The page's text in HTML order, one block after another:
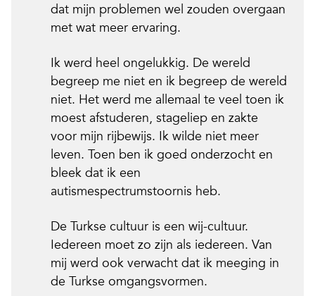
dat mijn problemen wel zouden overgaan
met wat meer ervaring.
Ik werd heel ongelukkig. De wereld
begreep me niet en ik begreep de wereld
niet. Het werd me allemaal te veel toen ik
moest afstuderen, stageliep en zakte
voor mijn rijbewijs. Ik wilde niet meer
leven. Toen ben ik goed onderzocht en
bleek dat ik een
autismespectrumstoornis heb.
De Turkse cultuur is een wij-cultuur.
Iedereen moet zo zijn als iedereen. Van
mij werd ook verwacht dat ik meeging in
de Turkse omgangsvormen.